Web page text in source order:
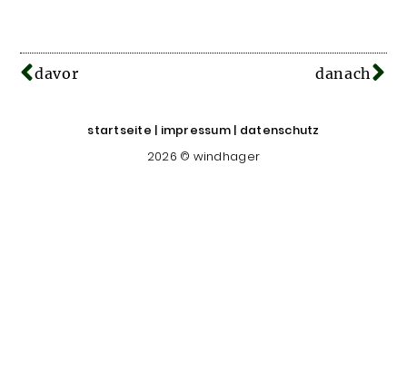
davor danach
startseite | impressum | datenschutz
2026 © windhager